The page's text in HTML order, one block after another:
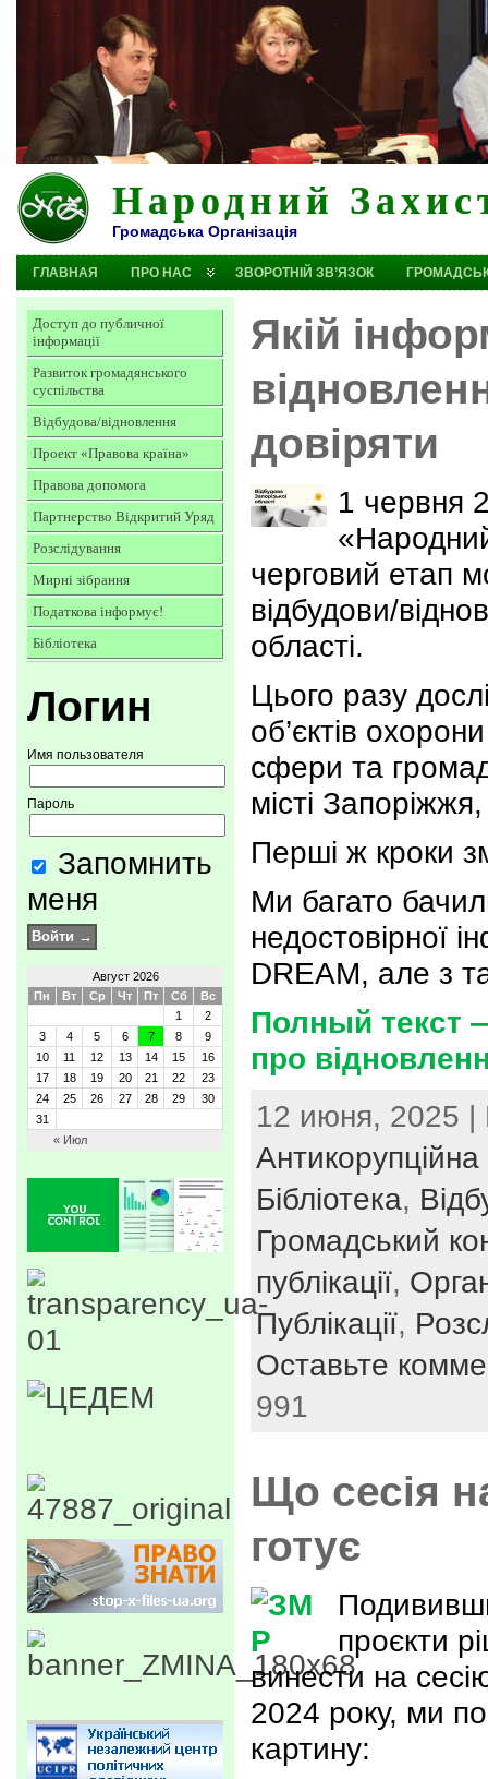
Народний
Громадська Організація
ГЛАВНАЯ ПРО НАС ЗВОРОТНІЙ ЗВ’ЯЗОК
Доступ до публичної
інформації
Развиток громадянського
суспільства
Відбудова/відновлення
Проект «Правова країна»
Правова допомога
Партнерство Відкритий Уряд
Розслідування
Мирні зібрання
Податкова інформує!
Бібліотека
Логин
Имя пользователя
Пароль
Запомнить
меня
Август 2026
Пн
Вт Ср Чт Пт Сб Вс
« Июл
1
2
3
4 5 6 7 8
9
10
11 12 13 14 15
16
17
18 19 20 21 22
23
24
25 26 27 28 29
30
31
Якій
довіряти
1 червня
черговий етап
відбудови/
області.
Цього разу
об’єктів
сфери та
місті Запоріжжя,
Перші ж кроки
Ми багато
недостовірної
DREAM, але з
Полный текст
про
12 июня, 2025 |
Антикорупційна
Бібліотека,
Громадський
публікації,
Публікації,
Оставьте
991
Що сесія
готує
проєкти
винести на
2024 року, ми
картину: